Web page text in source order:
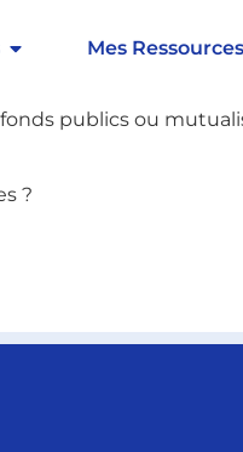
Mes Ressources
qualité aux
publics ou
?